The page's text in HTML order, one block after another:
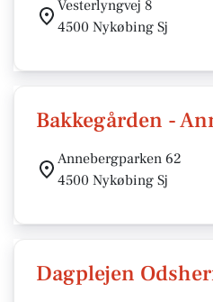
Vesterlyngvej 8
4500 Nykøbing Sj
Bakkegården -
Annebergparken 62
4500 Nykøbing Sj
Dagplejen